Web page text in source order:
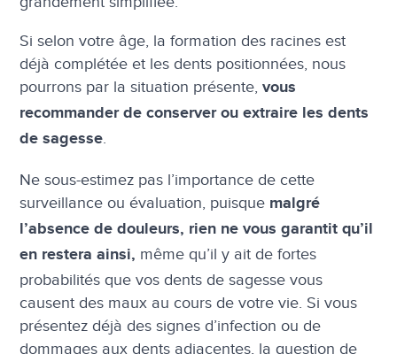
Si selon votre âge, la formation des racines est
déjà complétée et les dents positionnées, nous
pourrons par la situation présente,vous
recommander de conserver ou extraire les dents
de sagesse.
Ne sous-estimez pas l’importance de cette
surveillance ou évaluation, puisque malgré
l’absence de douleurs, rien ne vous garantit qu’il
en restera ainsi, même qu’il y ait de fortes
probabilités que vos dents de sagesse vous
causent des maux au cours de votre vie. Si vous
présentez déjà des signes d’infection ou de
dommages aux dents adjacentes, la question de